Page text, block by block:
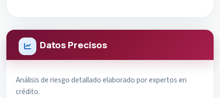
Datos Precisos
Análisis de riesgo detallado elaborado por expertos en
crédito.